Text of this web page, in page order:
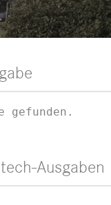
gefunden.
Ausgaben